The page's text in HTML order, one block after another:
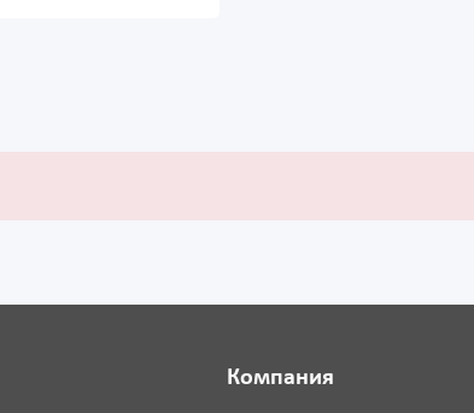
Компания